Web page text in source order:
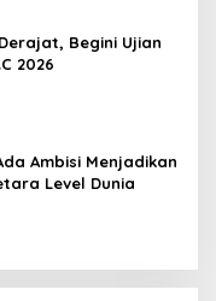
Begini Ujian
2026
Ambisi Menjadikan
Level Dunia